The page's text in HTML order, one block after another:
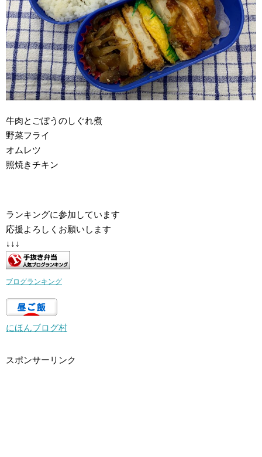
牛肉とごぼうのしぐれ煮
野菜フライ
オムレツ
照焼きチキン
ランキングに参加しています
応援よろしくお願いします
↓↓↓
ブログランキング
にほんブログ村
スポンサーリンク